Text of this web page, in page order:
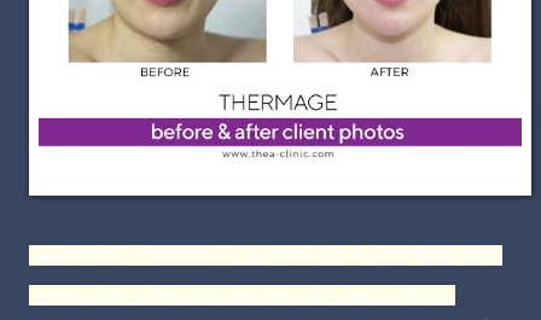
Siêu phẩm Thermage FLX phiên bản 4.0 sử dụng năng
lượng sóng công suất cao đưa sâu qua da nhưng